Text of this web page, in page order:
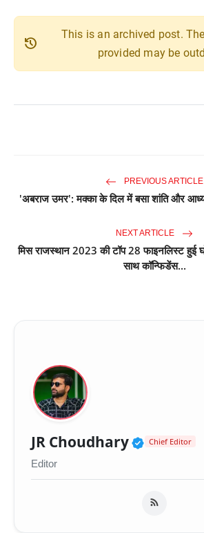
history
This is an archived post.
provided may be
PREVIOUS ARTICLE
'अबराज उमर': मक्का के दिल में बसा शांति और
NEXT ARTICLE
मिस राजस्थान 2023 की टॉप 28 फाइनलिस्ट हुई
साथ कॉन्फिडेंस...
JR Choudhary Chief Editor
Editor